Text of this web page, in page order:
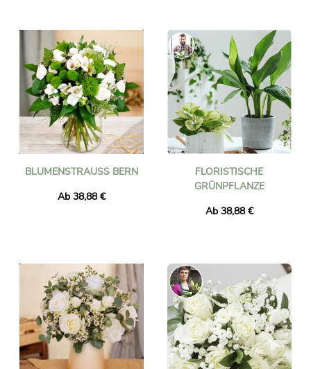
BLUMENSTRAUSS BERN
Ab 38,88 €
FLORISTISCHE
GRÜNPFLANZE
Ab 38,88 €